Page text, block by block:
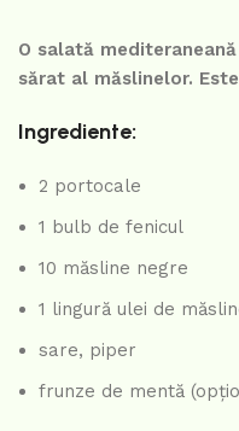
O salată
sărat al măslinelor.
Ingrediente:
2 portocale
1 bulb de fenicul
10 măsline negre
1 lingură ulei de
sare, piper
frunze de mentă